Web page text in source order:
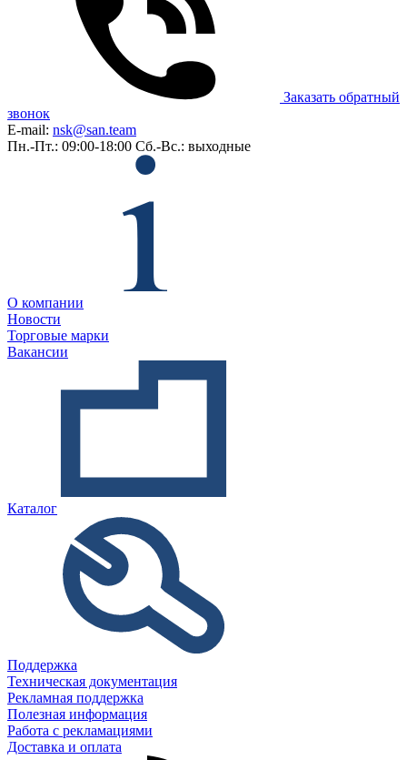
Заказать обратный
звонок
E-mail: nsk@san.team
Пн.-Пт.: 09:00-18:00 Сб.-Вс.: выходные
О компании
Новости
Торговые марки
Вакансии
Каталог
Поддержка
Техническая документация
Рекламная поддержка
Полезная информация
Работа с рекламациями
Доставка и оплата